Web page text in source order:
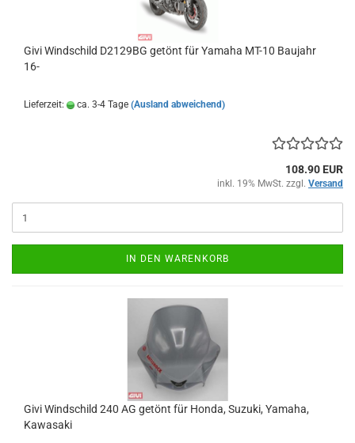
Givi Windschild D2129BG getönt für Yamaha MT-10 Baujahr
16-
Lieferzeit: ca. 3-4 Tage (Ausland abweichend)
108.90 EUR
inkl. 19% MwSt. zzgl. Versand
IN DEN WARENKORB
Givi Windschild 240 AG getönt für Honda, Suzuki, Yamaha,
Kawasaki